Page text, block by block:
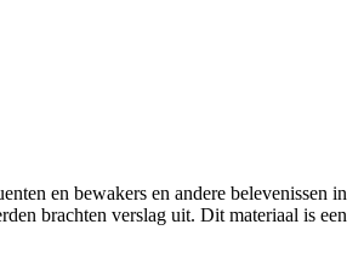
en bewakers en andere belevenissen in
brachten verslag uit. Dit materiaal is een